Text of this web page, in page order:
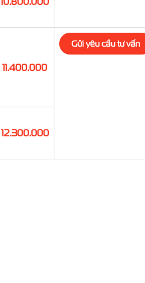
11.400.000
Gửi yêu cầu tư vấn
12.300.000